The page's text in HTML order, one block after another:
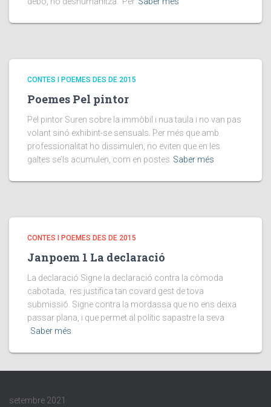
CONTES I POEMES DES DE 2015
Poemes Pel pintor
Pel pintor Suren sobre la immòbil i nua taula i no van pas
volant sinó exhibint-se sensuals. Per més que amb
professionalitat ho dissimulen, no eviten que en les
galtes se’ls acumulen, com en postes Saber més
CONTES I POEMES DES DE 2015
Janpoem 1 La declaració
La declaració Signe la declaració contra la còmoda
cabotada, res justifica tan covard gest de tova
submissió. Signe contra la mordassa que no ens deixa
passar plana, i que permet al polític sapastre la seva
Saber més
setembre 2021